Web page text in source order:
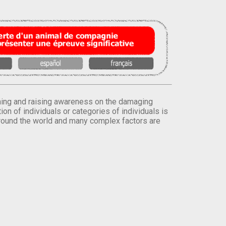
and raising awareness on the damaging
of individuals or categories of individuals is
the world and many complex factors are